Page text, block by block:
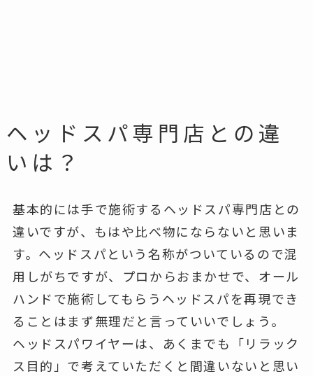
ヘッドスパ専門店との違
いは？
基本的には手で施術するヘッドスパ専門店との
違いですが、もはや比べ物にならないと思いま
す。ヘッドスパという名称がついているので混
用しがちですが、プロからおまかせで、オール
ハンドで施術してもらうヘッドスパを再現でき
ることはまず無理だと言っていいでしょう。
ヘッドスパワイヤーは、あくまでも「リラック
ス目的」で考えていただくと間違いないと思い